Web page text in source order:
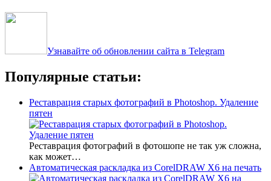
Узнавайте об обновлении сайта в Telegram
Популярные статьи:
Реставрация старых фотографий в Photoshop. Удаление
пятен
Реставрация фотографий в фотошопе не так уж сложна,
как может…
Автоматическая раскладка из CorelDRAW X6 на печать